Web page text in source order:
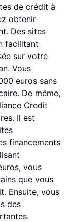
de crédit à
obtenir
Des sites
facilitant
sur votre
Vous
euros sans
De même,
Credit
Il est
financements
vous
que vous
Ensuite, vous
des